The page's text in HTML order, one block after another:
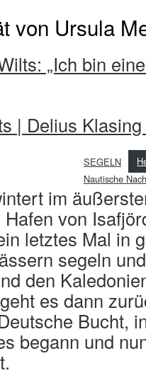
von Ursula
„Ich bin
| Delius
SEGELN
Nautische
im
von
letztes Mal in
segeln
den
es dann
Bucht,
begann und